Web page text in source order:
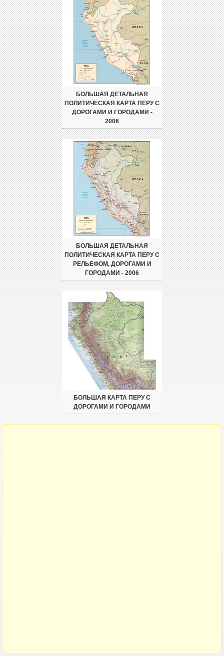
БОЛЬШАЯ ДЕТАЛЬНАЯ
ПОЛИТИЧЕСКАЯ КАРТА ПЕРУ С
ДОРОГАМИ И ГОРОДАМИ -
2006
БОЛЬШАЯ ДЕТАЛЬНАЯ
ПОЛИТИЧЕСКАЯ КАРТА ПЕРУ С
РЕЛЬЕФОМ, ДОРОГАМИ И
ГОРОДАМИ - 2006
БОЛЬШАЯ КАРТА ПЕРУ С
ДОРОГАМИ И ГОРОДАМИ